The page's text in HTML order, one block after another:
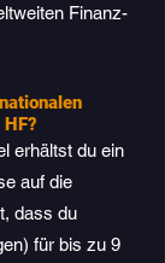
Finanz-
erhältst du ein
auf die
dass du
für bis zu 9